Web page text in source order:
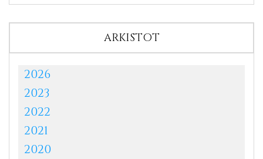
ARKISTOT
2026
2023
2022
2021
2020